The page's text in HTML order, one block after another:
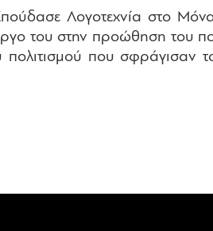
Λογοτεχνία στο
του στην προώθηση του
που σφράγισαν